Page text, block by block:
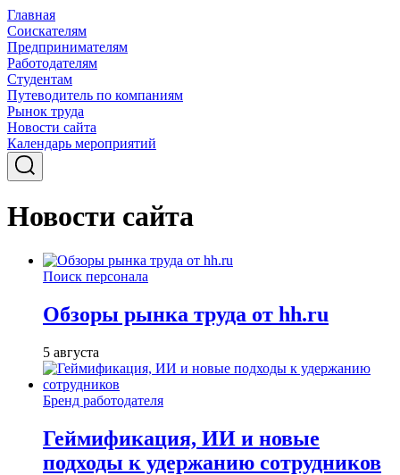
Главная
Соискателям
Предпринимателям
Работодателям
Студентам
Путеводитель по компаниям
Рынок труда
Новости сайта
Календарь мероприятий
Новости сайта
Поиск персонала
Обзоры рынка труда от hh.ru
5 августа
Бренд работодателя
Геймификация, ИИ и новые
подходы к удержанию сотрудников